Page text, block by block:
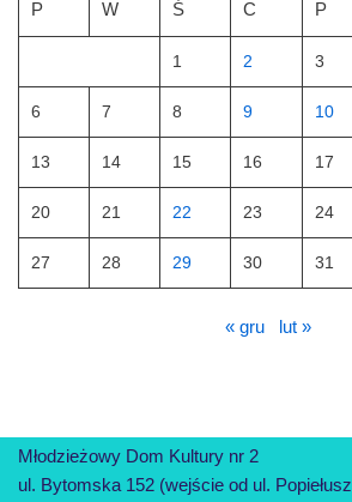
P W Ś C P
1 2 3
6 7 8 9 10
13 14 15 16 17
20 21 22 23 24
27 28 29 30 31
« gru lut »
Młodzieżowy Dom Kultury nr 2
ul. Bytomska 152 (wejście od ul.